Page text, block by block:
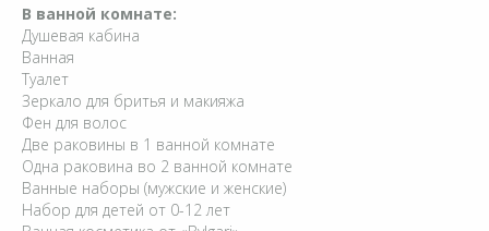
В ванной комнате:
Душевая кабина
Ванная
Туалет
Зеркало для бритья и макияжа
Фен для волос
Две раковины в 1 ванной комнате
Одна раковина во 2 ванной комнате
Ванные наборы (мужские и женские)
Набор для детей от 0-12 лет